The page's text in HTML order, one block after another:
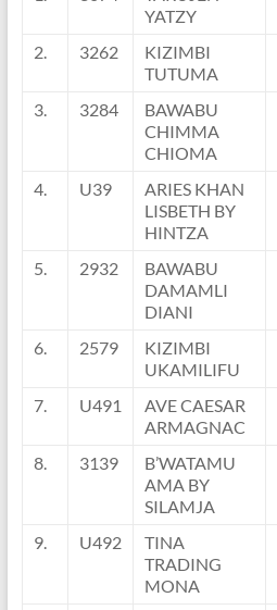
YATZY
2. 3262
KIZIMBI
TUTUMA
3. 3284
BAWABU
CHIMMA
CHIOMA
4. U39
ARIES KHAN
LISBETH BY
HINTZA
5. 2932
BAWABU
DAMAMLI
DIANI
6. 2579
KIZIMBI
UKAMILIFU
7. U491
AVE CAESAR
ARMAGNAC
8. 3139
B’WATAMU
AMA BY
SILAMJA
9. U492
TINA
TRADING
MONA